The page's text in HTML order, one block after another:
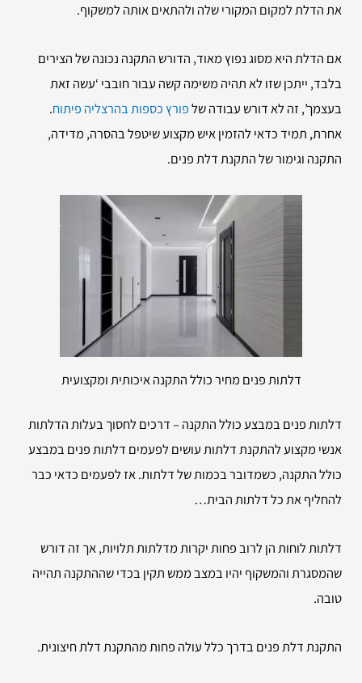
את הדלת למקום המקורי שלה ולהתאים אותה למשקוף.
אם הדלת היא מסוג נפוץ מאוד, הדורש התקנה נכונה של הצירים
בלבד, ייתכן שזו לא תהיה משימה קשה עבור חובבי ‘עשה זאת
בעצמך’, זה לא דורש עבודה שלפורץ כספות בהרצליה פיתוח.
אחרת, תמיד כדאי להזמין איש מקצוע שיטפל בהסרה, מדידה,
התקנה וגימור של התקנת דלת פנים.
דלתות פנים מחיר כולל התקנה איכותית ומקצועית
דלתות פנים במבצע כולל התקנה – דרכים לחסוך בעלות הדלתות
אנשי מקצוע להתקנת דלתות עושים לפעמים דלתות פנים במבצע
כולל התקנה, כשמדובר בכמות של דלתות. אז לפעמים כדאי כבר
להחליף את כל דלתות הבית…
דלתות לוחות הן לרוב פחות יקרות מדלתות תלויות, אך זה דורש
שהמסגרת והמשקוף יהיו במצב ממש תקין בכדי שההתקנה תהייה
טובה.
התקנת דלת פנים בדרך כלל עולה פחות מהתקנת דלת חיצונית.